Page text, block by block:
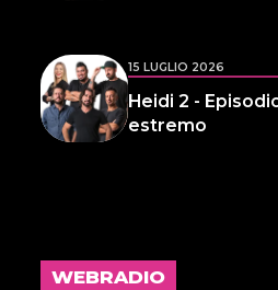
15 LUGLIO 2026
Heidi 2 -
estremo
frammenti
WEBRADIO